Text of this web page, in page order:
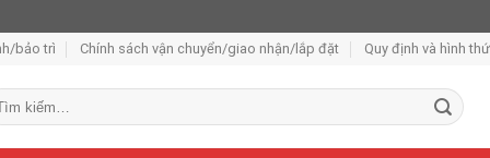
bảo trì Chính sách vận chuyển/giao nhận/lắp đặt Quy định và hình